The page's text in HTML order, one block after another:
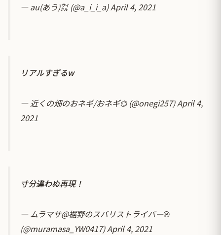
— au(あう)㌟ (@a_i_i_a)April 4, 2021
リアルすぎるw
— 近くの畑のおネギ/おネギ⌬ (@onegi257)April 4,
2021
寸分違わぬ再現！
— ムラマサ@裾野のスバリストライバー℗
(@muramasa_YW0417)April 4, 2021